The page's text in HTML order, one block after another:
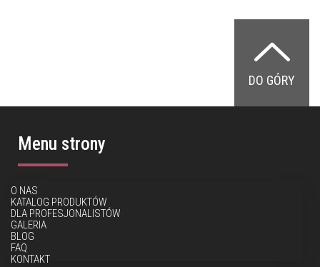
DO GÓRY
Menu strony
O NAS
KATALOG PRODUKTÓW
DLA PROFESJONALISTÓW
GALERIA
BLOG
FAQ
KONTAKT